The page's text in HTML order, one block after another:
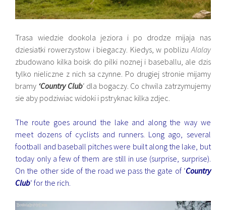
Trasa wiedzie dookola jeziora i po drodze mijaja nas
dziesiatki rowerzystow i biegaczy. Kiedys, w poblizu Alalay
zbudowano kilka boisk do pilki noznej i baseballu, ale dzis
tylko nieliczne z nich sa czynne. Po drugiej stronie mijamy
bramy ‘Country Club‘ dla bogaczy. Co chwila zatrzymujemy
sie aby podziwiac widoki i pstryknac kilka zdjec.
The route goes around the lake and along the way we
meet dozens of cyclists and runners. Long ago, several
football and baseball pitches were built along the lake, but
today only a few of them are still in use (surprise, surprise).
On the other side of the road we pass the gate of ‘Country
Club‘ for the rich.